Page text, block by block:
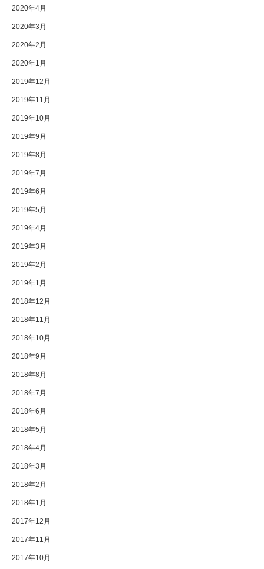
2020年4月
2020年3月
2020年2月
2020年1月
2019年12月
2019年11月
2019年10月
2019年9月
2019年8月
2019年7月
2019年6月
2019年5月
2019年4月
2019年3月
2019年2月
2019年1月
2018年12月
2018年11月
2018年10月
2018年9月
2018年8月
2018年7月
2018年6月
2018年5月
2018年4月
2018年3月
2018年2月
2018年1月
2017年12月
2017年11月
2017年10月